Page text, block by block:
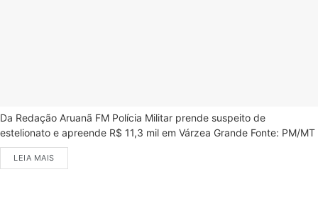
Da Redação Aruanã FM Polícia Militar prende suspeito de
estelionato e apreende R$ 11,3 mil em Várzea Grande Fonte: PM/MT
LEIA MAIS